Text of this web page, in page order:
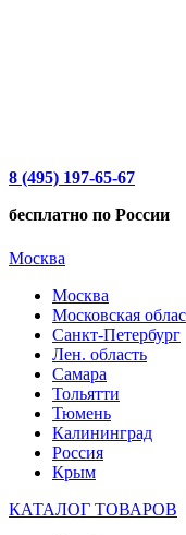
8 (495) 197-65-67
бесплатно по России
Москва
Москва
Московская
Санкт-Петербург
Лен. область
Самара
Тольятти
Тюмень
Калининград
Россия
Крым
КАТАЛОГ ТОВАРОВ